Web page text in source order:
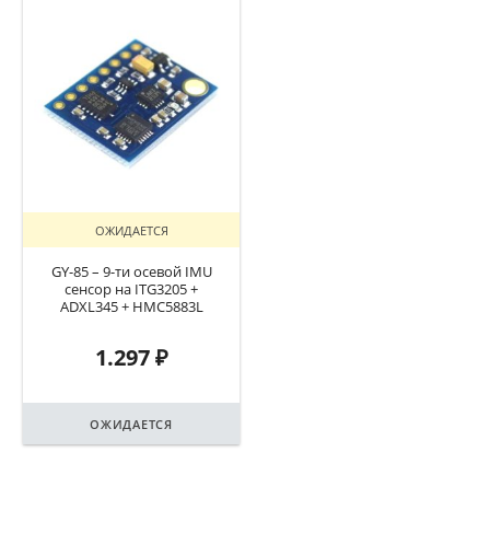
ОЖИДАЕТСЯ
GY-85 – 9-ти осевой IMU
сенсор на ITG3205 +
ADXL345 + HMC5883L
1.297₽
ОЖИДАЕТСЯ